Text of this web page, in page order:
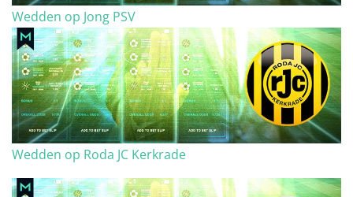
Wedden op Jong PSV
Wedden op Roda JC Kerkrade